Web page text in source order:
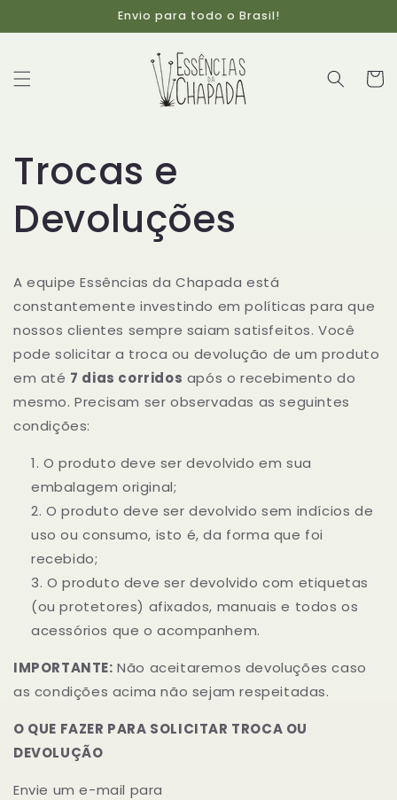
conteúdo
Envio para todo o Brasil!
Trocas e
Devoluções
A equipe Essências da Chapada está
constantemente investindo em políticas para que
nossos clientes sempre saiam satisfeitos. Você
pode solicitar a troca ou devolução de um produto
em até 7 dias corridos após o recebimento do
mesmo. Precisam ser observadas as seguintes
condições:
O produto deve ser devolvido em sua
embalagem original;
O produto deve ser devolvido sem indícios de
uso ou consumo, isto é, da forma que foi
recebido;
O produto deve ser devolvido com etiquetas
(ou protetores) afixados, manuais e todos os
acessórios que o acompanhem.
IMPORTANTE: Não aceitaremos devoluções caso
as condições acima não sejam respeitadas.
O QUE FAZER PARA SOLICITAR TROCA OU
DEVOLUÇÃO
Envie um e-mail para